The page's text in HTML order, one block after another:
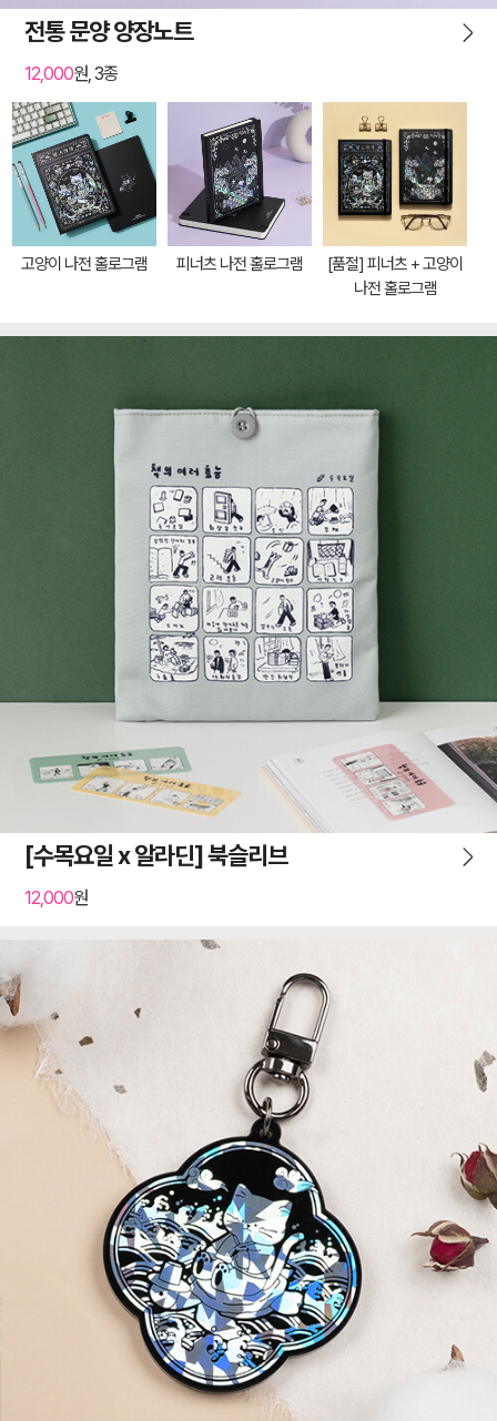
전통 문양 양장노트
12,000원, 3종
고양이 나전 홀로그램 피너츠 나전 홀로그램
[품절] 피너츠 + 고양이
나전 홀로그램
[수목요일 x 알라딘] 북슬리브
12,000원